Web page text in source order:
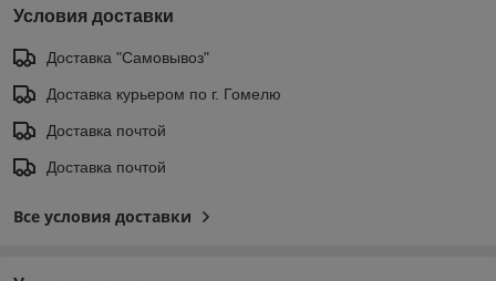
Условия доставки
Доставка "Самовывоз"
Доставка курьером по г. Гомелю
Доставка почтой
Доставка почтой
Все условия доставки